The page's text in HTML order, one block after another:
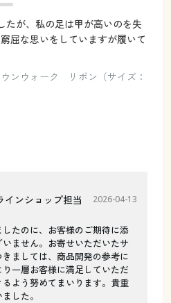
たが、私の足は甲が高いのを失
屈な思いをしていますが履いて
ンウォーク リボン（サイズ：
インショップ担当 2026-04-13
たのに、お客様のご期待に添
ません。お寄せいただいたサ
ましては、商品開発の参考に
一層お客様に満足していただ
よう努めてまいります。貴重
した。